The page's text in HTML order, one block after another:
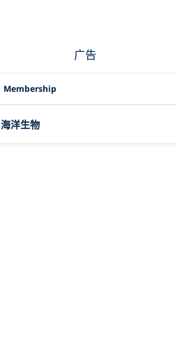
广告
Membership
海洋生物